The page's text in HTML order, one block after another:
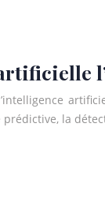
prédictive, la